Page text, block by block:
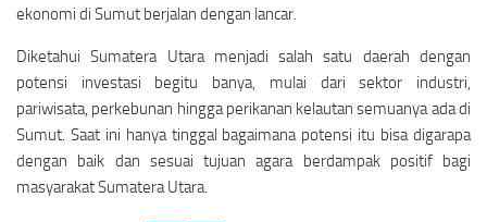
ekonomi di Sumut berjalan dengan lancar.
Diketahui Sumatera Utara menjadi salah satu daerah dengan
potensi investasi begitu banya, mulai dari sektor industri,
pariwisata, perkebunan hingga perikanan kelautan semuanya ada di
Sumut. Saat ini hanya tinggal bagaimana potensi itu bisa digarapa
dengan baik dan sesuai tujuan agara berdampak positif bagi
masyarakat Sumatera Utara.